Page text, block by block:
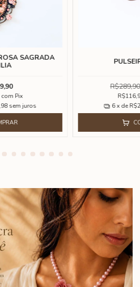
SAGRADA
com Pix
sem juros
R$289,90
6x de